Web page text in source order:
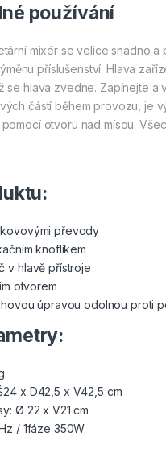
používání
mixér se velice snadno
příslušenství. Hlava
se hlava zvedne. Zapínejte
částí během provozu, je
otvoru nad mísou.
převody
knoflíkem
v hlavě přístroje
otvorem
úpravou odolnou proti
x D42,5 x V42,5 cm
Ø 22 x V21 cm
/ 1fáze 350W